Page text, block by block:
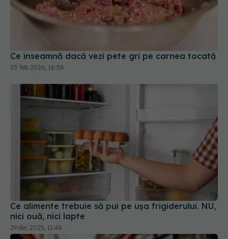
Ce înseamnă dacă vezi pete gri pe carnea tocată
05 feb 2026, 16:58
Ce alimente trebuie să pui pe ușa frigiderului. NU,
nici ouă, nici lapte
29 dec 2025, 11:48